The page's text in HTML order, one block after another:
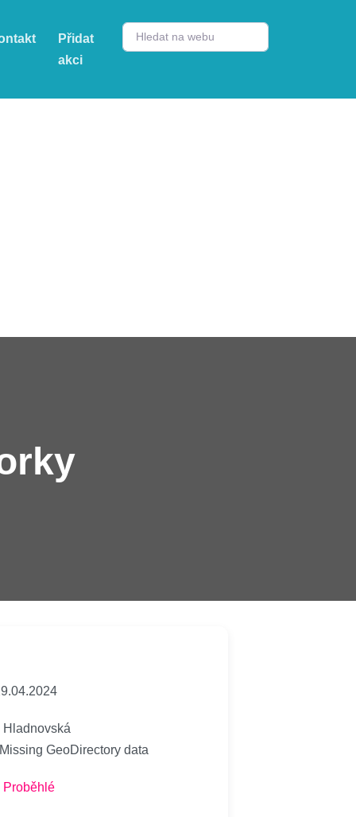
Přidat
akci
Hladnovská
GeoDirectory data
Proběhlé